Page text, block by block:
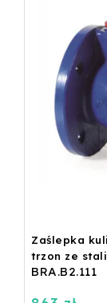
Zaślepka
trzon ze stali
BRA.B2.111